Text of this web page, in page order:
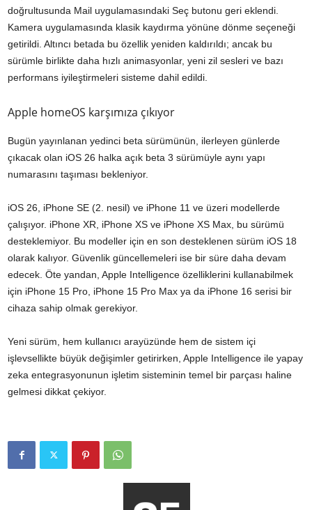
doğrultusunda Mail uygulamasındaki Seç butonu geri eklendi.
Kamera uygulamasında klasik kaydırma yönüne dönme seçeneği
getirildi. Altıncı betada bu özellik yeniden kaldırıldı; ancak bu
sürümle birlikte daha hızlı animasyonlar, yeni zil sesleri ve bazı
performans iyileştirmeleri sisteme dahil edildi.
Apple homeOS karşımıza çıkıyor
Bugün yayınlanan yedinci beta sürümünün, ilerleyen günlerde
çıkacak olan iOS 26 halka açık beta 3 sürümüyle aynı yapı
numarasını taşıması bekleniyor.
iOS 26, iPhone SE (2. nesil) ve iPhone 11 ve üzeri modellerde
çalışıyor. iPhone XR, iPhone XS ve iPhone XS Max, bu sürümü
desteklemiyor. Bu modeller için en son desteklenen sürüm iOS 18
olarak kalıyor. Güvenlik güncellemeleri ise bir süre daha devam
edecek. Öte yandan, Apple Intelligence özelliklerini kullanabilmek
için iPhone 15 Pro, iPhone 15 Pro Max ya da iPhone 16 serisi bir
cihaza sahip olmak gerekiyor.
Yeni sürüm, hem kullanıcı arayüzünde hem de sistem içi
işlevsellikte büyük değişimler getirirken, Apple Intelligence ile yapay
zeka entegrasyonunun işletim sisteminin temel bir parçası haline
gelmesi dikkat çekiyor.